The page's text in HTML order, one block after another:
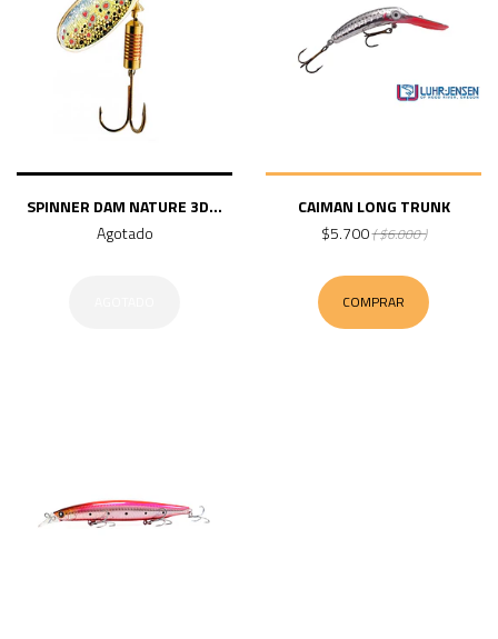
SPINNER DAM NATURE 3D...
Agotado
CAIMAN LONG TRUNK
$5.700( $6.000 )
COMPRAR